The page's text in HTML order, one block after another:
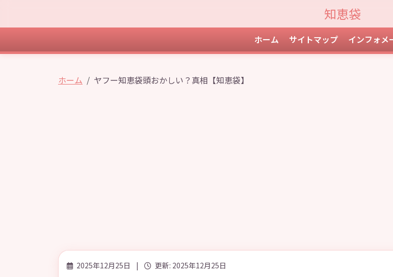
知恵袋
ホーム サイトマップ インフォメ
ホーム ヤフー知恵袋頭おかしい？真相【知恵袋】
2025年12月25日 | 更新: 2025年12月25日